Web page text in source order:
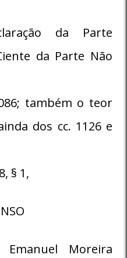
da Parte
da Parte Não
também o teor
dos cc. 1126 e
§ 1,
Emanuel Moreira